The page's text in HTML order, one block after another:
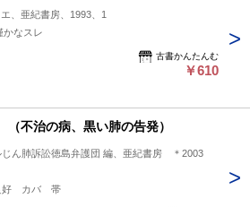
、亜紀書房、1993、1
なスレ
古書かんたんむ
￥610
不治の病、黒い肺の告発）
じん肺訴訟徳島弁護団 編、亜紀書房 ＊2003
好 カバ 帯